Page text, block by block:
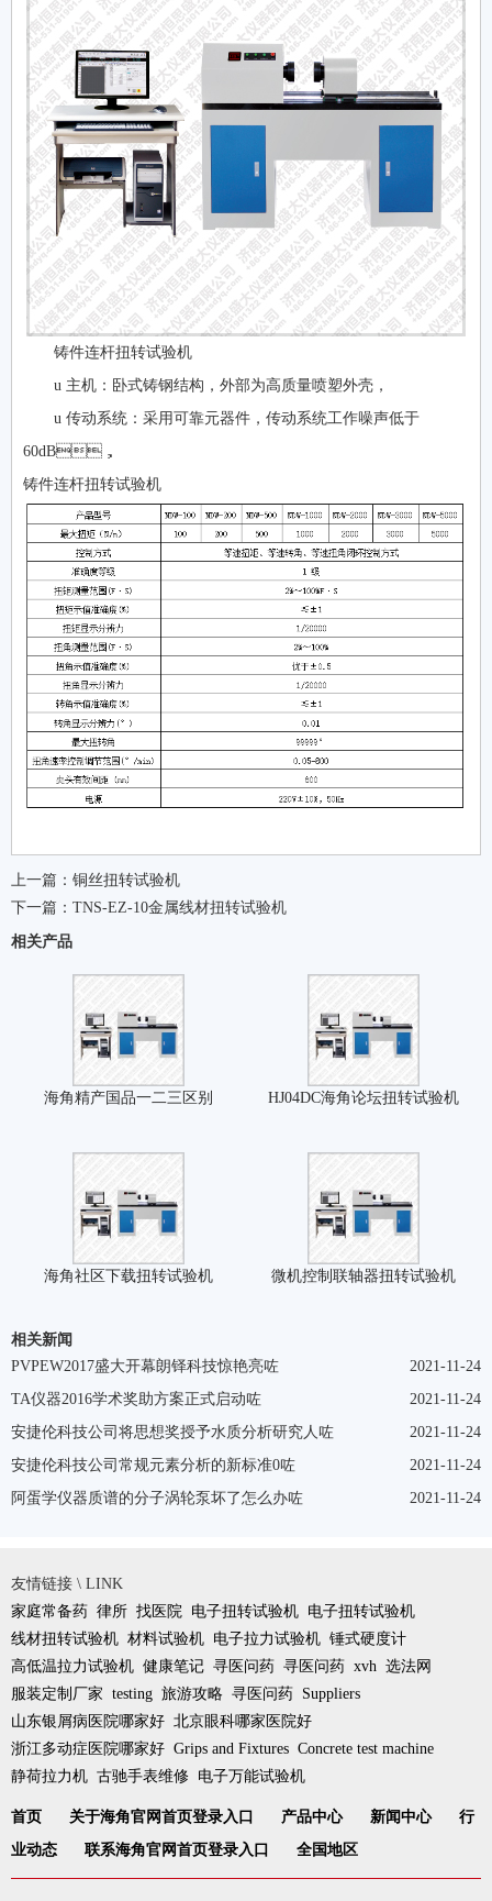
铸件连杆扭转试验机
u 主机：卧式铸钢结构，外部为高质量喷塑外壳，
u 传动系统：采用可靠元器件，传动系统工作噪声低于
60dB，
铸件连杆扭转试验机
上一篇： 铜丝扭转试验机
下一篇： TNS-EZ-10金属线材扭转试验机
相关产品
海角精产国品一二三区别 HJ04DC海角论坛扭转试验机
海角社区下载扭转试验机 微机控制联轴器扭转试验机
相关新闻
2021-11-24
PVPEW2017盛大开幕朗铎科技惊艳亮咗
2021-11-24
TA仪器2016学术奖助方案正式启动咗
2021-11-24
安捷伦科技公司将思想奖授予水质分析研究人咗
2021-11-24
安捷伦科技公司常规元素分析的新标准0咗
2021-11-24
阿蛋学仪器质谱的分子涡轮泵坏了怎么办咗
友情链接 \ LINK
家庭常备药 律所 找医院 电子扭转试验机 电子扭转试验机
线材扭转试验机 材料试验机 电子拉力试验机 锤式硬度计
高低温拉力试验机 健康笔记 寻医问药 寻医问药 xvh 选法网
服装定制厂家 testing 旅游攻略 寻医问药 Suppliers
山东银屑病医院哪家好 北京眼科哪家医院好
浙江多动症医院哪家好 Grips and Fixtures Concrete test machine
静荷拉力机 古驰手表维修 电子万能试验机
首页 关于海角官网首页登录入口 产品中心 新闻中心
行
业动态
联系海角官网首页登录入口 全国地区